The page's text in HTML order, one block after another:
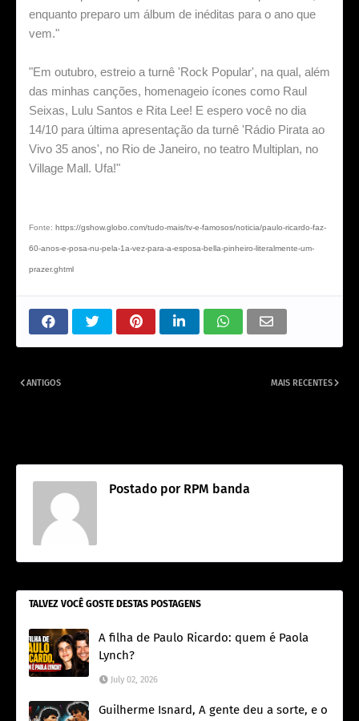
enquanto preparo um álbum de inéditas para o ano que
vem."
"Em outubro, estreio a turnê 'Rock Popular', na qual, além
das minhas canções, homenageio ícones como Raul
Seixas, Lulu Santos e Rita Lee! E espero você no dia
14/10 para última apresentação da turnê 'Rádio Pirata ao
Vivo 35 anos', no Rio de Janeiro, no teatro Multiplan, no
Village Mall. Ufa!"
Fonte: https://gshow.globo.com/tudo-mais/tv-e-famosos/noticia/paulo-ricardo-faz-
60-anos-e-posa-nu-pela-1a-vez-para-a-esposa-bella-pinheiro-literalmente-um-
prazer.ghtml
MAIS RECENTES
ANTIGOS
Postado porRPM banda
TALVEZ VOCÊ GOSTE DESTAS POSTAGENS
A filha de Paulo Ricardo: quem é Paola
Lynch?
July 02, 2026
Guilherme Isnard, A gente deu a sorte, e o